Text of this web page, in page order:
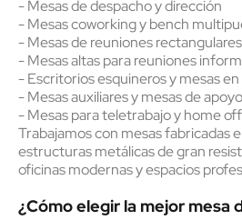
- Mesas de despacho y dirección
- Mesas coworking y bench
- Mesas de reuniones
- Mesas altas para reuniones
- Escritorios esquineros y mesas en
- Mesas auxiliares y mesas de apoyo
- Mesas para teletrabajo y home
Trabajamos con mesas fabricadas
estructuras metálicas de gran
oficinas modernas y espacios
¿Cómo elegir la mejor mesa